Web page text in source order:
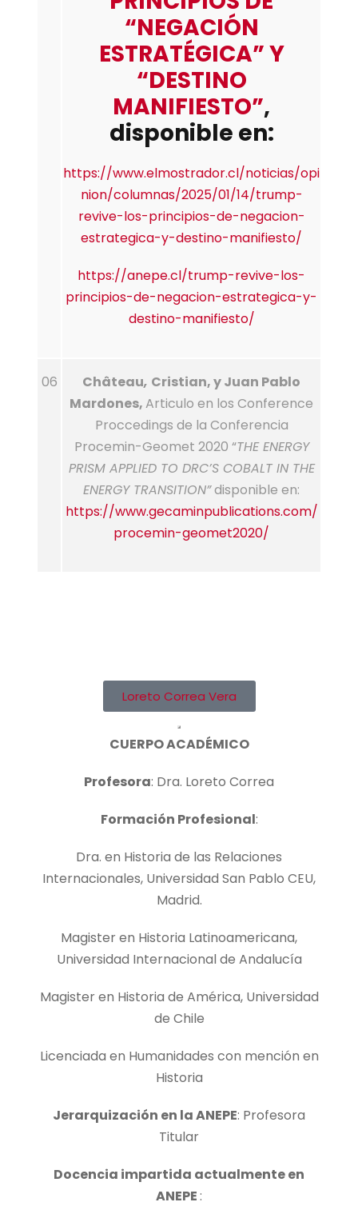
“NEGACIÓN
ESTRATÉGICA” Y
“DESTINO
MANIFIESTO”,
disponible en:
https://www.elmostrador.cl/noticias/opi
nion/columnas/2025/01/14/trump-
revive-los-principios-de-negacion-
estrategica-y-destino-manifiesto/
https://anepe.cl/trump-revive-los-
principios-de-negacion-estrategica-y-
destino-manifiesto/
06 Château, Cristian, y Juan Pablo
Mardones,Articulo en los Conference
Proccedings de la Conferencia
Procemin-Geomet 2020 “THE ENERGY
PRISM APPLIED TO DRC’S COBALT IN THE
ENERGY TRANSITION”disponible en:
https://www.gecaminpublications.com/
procemin-geomet2020/
Loreto Correa Vera
CUERPO ACADÉMICO
Profesora: Dra. Loreto Correa
Formación Profesional:
Dra. en Historia de las Relaciones
Internacionales, Universidad San Pablo CEU,
Madrid.
Magister en Historia Latinoamericana,
Universidad Internacional de Andalucía
Magister en Historia de América, Universidad
de Chile
Licenciada en Humanidades con mención en
Historia
Jerarquización en la ANEPE: Profesora
Titular
Docencia impartida actualmente en
ANEPE: